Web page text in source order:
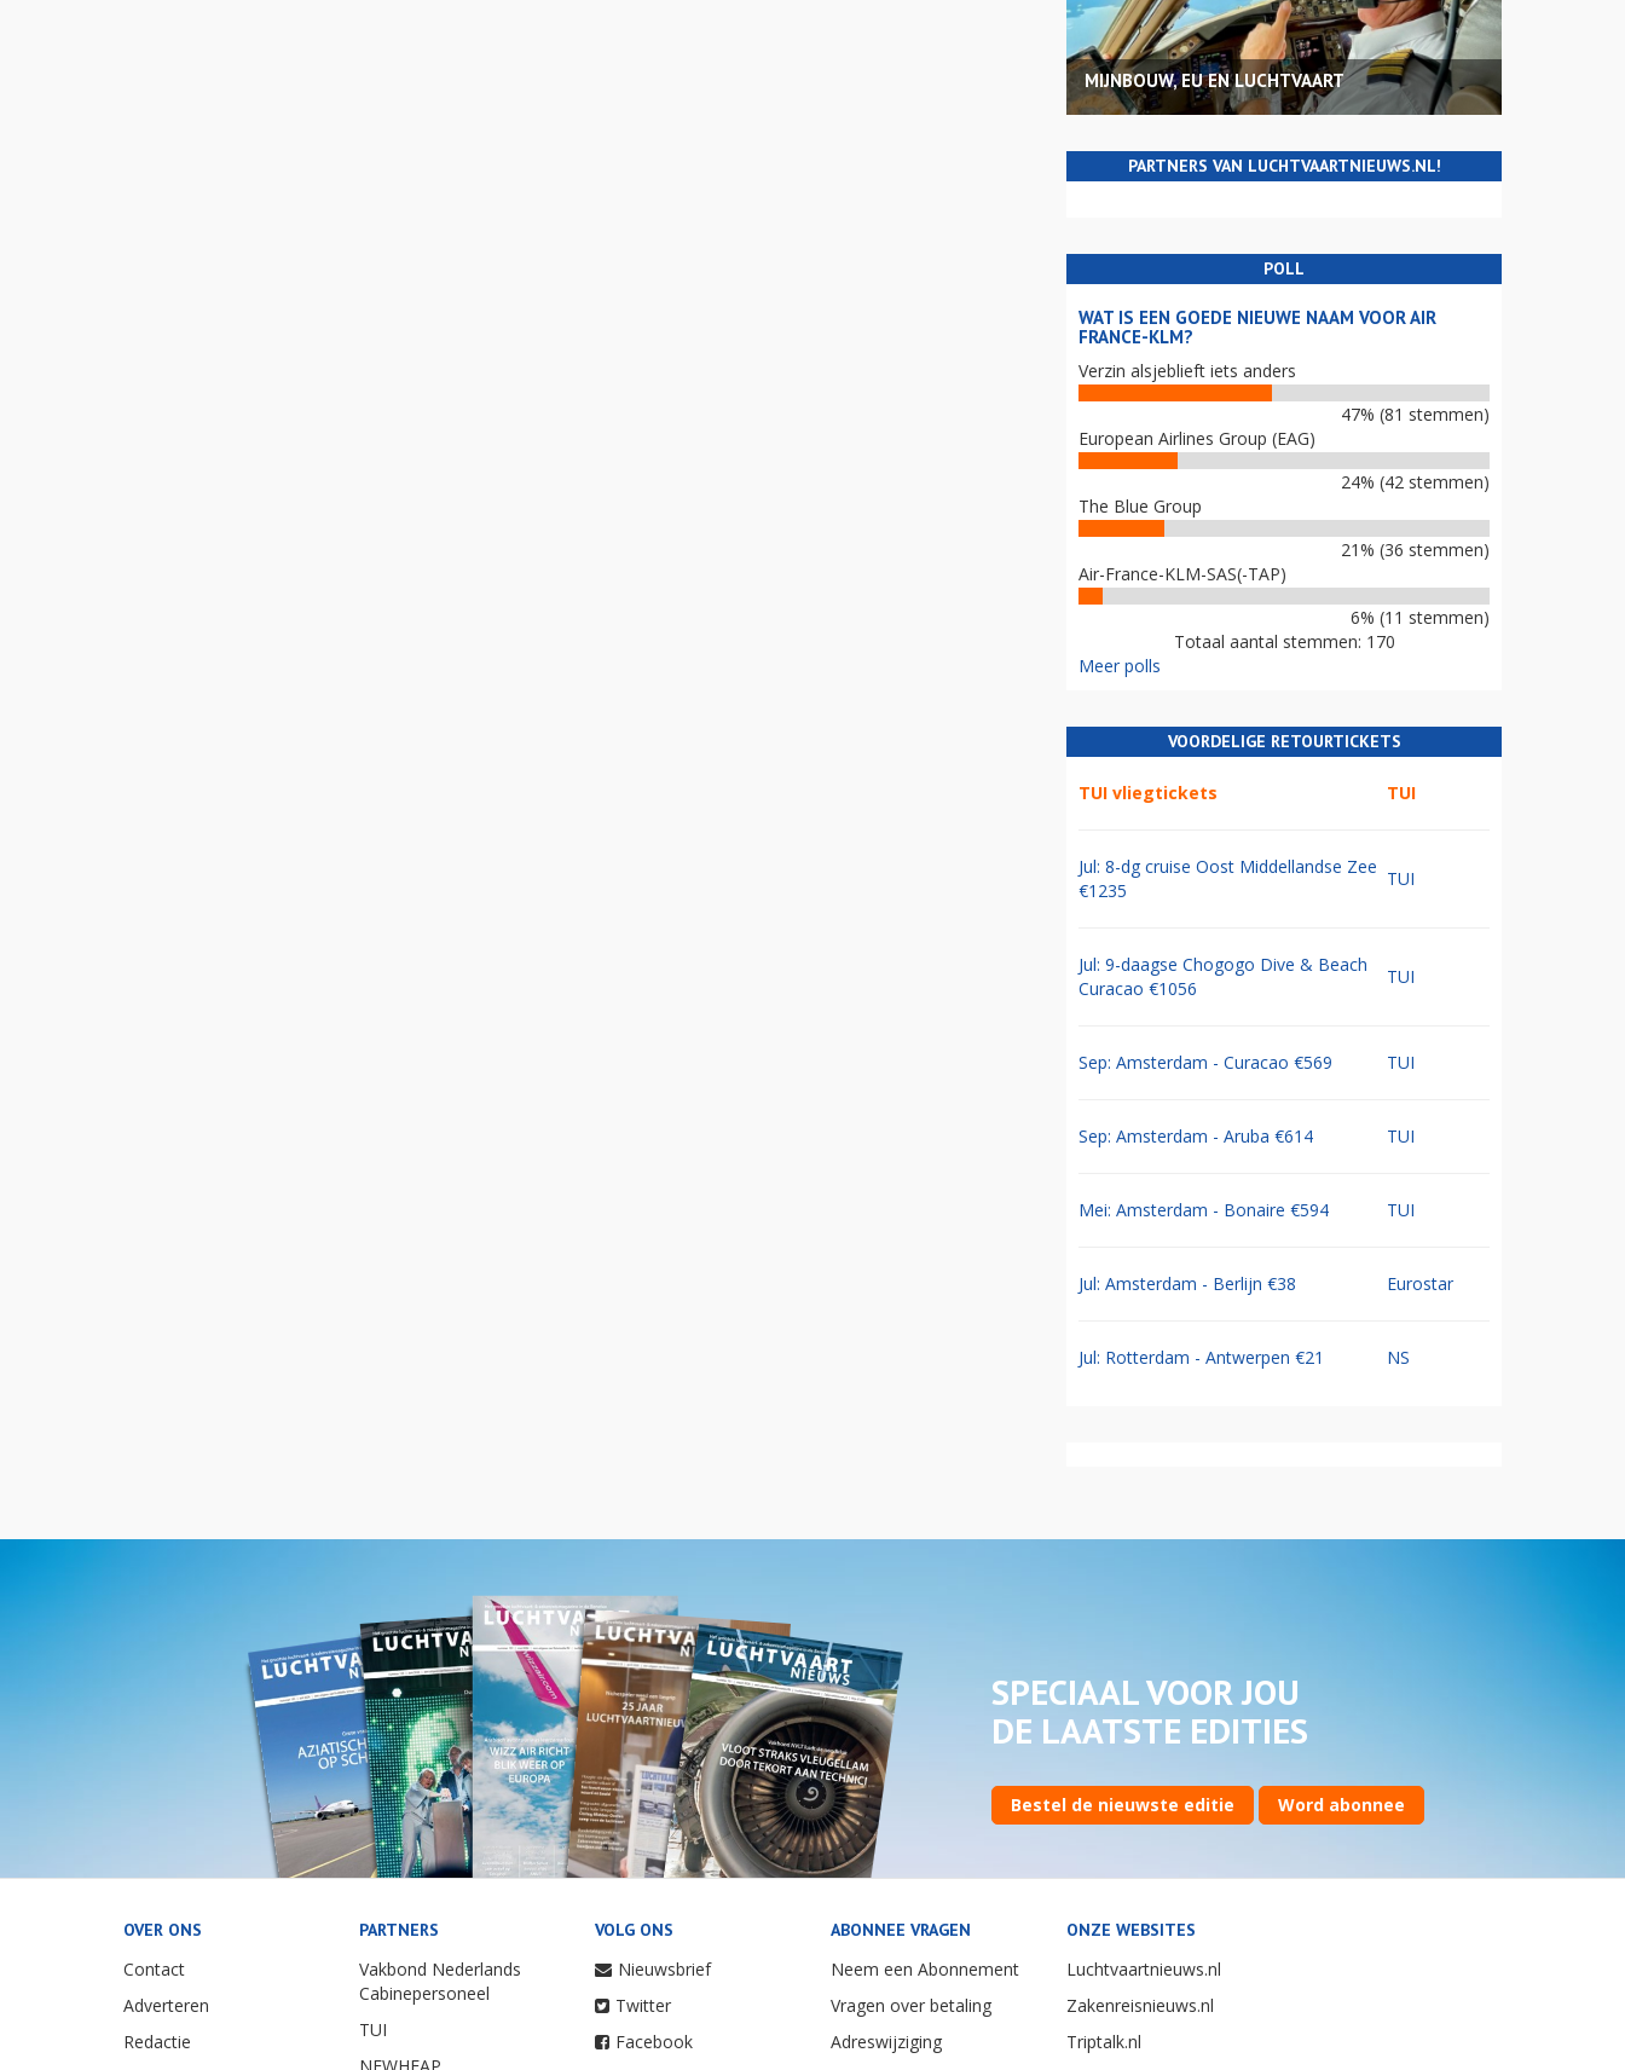
MIJNBOUW, EU EN LUCHTVAART
PARTNERS VAN LUCHTVAARTNIEUWS.NL!
POLL
WAT IS EEN GOEDE NIEUWE NAAM VOOR AIR
FRANCE-KLM?
Verzin alsjeblieft iets anders
47% (81 stemmen)
European Airlines Group (EAG)
24% (42 stemmen)
The Blue Group
21% (36 stemmen)
Air-France-KLM-SAS(-TAP)
6% (11 stemmen)
Totaal aantal stemmen: 170
Meer polls
VOORDELIGE RETOURTICKETS
TUI vliegtickets TUI
Jul: 8-dg cruise Oost Middellandse Zee
€1235
TUI
Jul: 9-daagse Chogogo Dive & Beach
Curacao €1056
TUI
Sep: Amsterdam - Curacao €569 TUI
Sep: Amsterdam - Aruba €614 TUI
Mei: Amsterdam - Bonaire €594 TUI
Jul: Amsterdam - Berlijn €38 Eurostar
Jul: Rotterdam - Antwerpen €21 NS
SPECIAAL VOOR JOU
DE LAATSTE EDITIES
Bestel de nieuwste editie Word abonnee
OVER ONS
Contact
Adverteren
Redactie
PARTNERS
Vakbond Nederlands
Cabinepersoneel
TUI
NEWHEAP
VOLG ONS
Nieuwsbrief
Twitter
Facebook
ABONNEE VRAGEN
Neem een Abonnement
Vragen over betaling
Adreswijziging
ONZE WEBSITES
Luchtvaartnieuws.nl
Zakenreisnieuws.nl
Triptalk.nl